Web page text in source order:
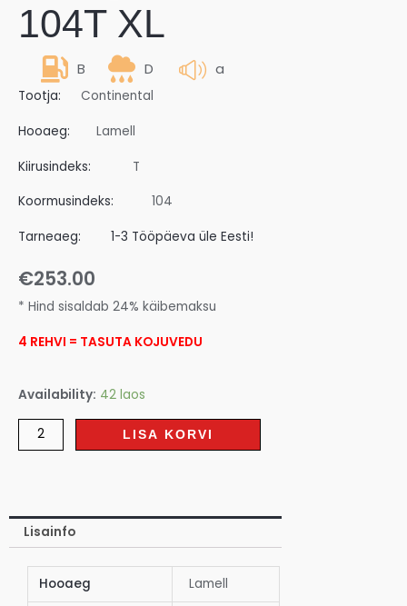
104T XL
B D a
Tootja: Continental
Hooaeg: Lamell
Kiirusindeks: T
Koormusindeks: 104
Tarneaeg: 1-3 Tööpäeva üle Eesti!
€253.00
* Hind sisaldab 24% käibemaksu
4 REHVI = TASUTA KOJUVEDU
Availability: 42 laos
LISA KORVI
Lisainfo
Hooaeg Lamell